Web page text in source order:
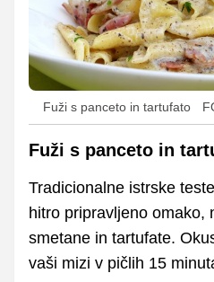
Fuži s panceto in tartufato
Fuži s panceto in
Tradicionalne istrske
hitro pripravljeno omako,
smetane in tartufate.
vaši mizi v pičlih 15